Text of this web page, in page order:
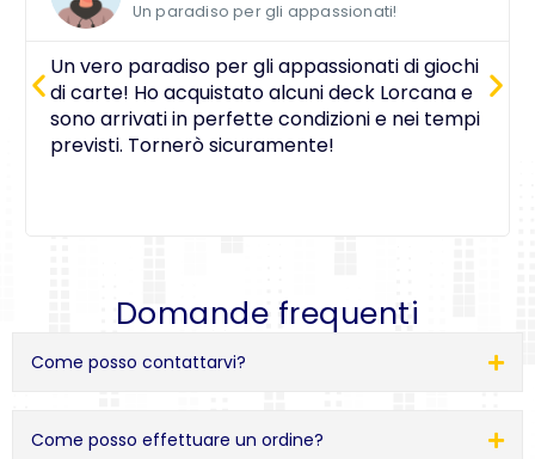
Un paradiso per gli appassionati!
Un vero paradiso per gli appassionati di giochi
di carte! Ho acquistato alcuni deck Lorcana e
sono arrivati in perfette condizioni e nei tempi
previsti. Tornerò sicuramente!
Domande frequenti
Come posso contattarvi?
Come posso effettuare un ordine?